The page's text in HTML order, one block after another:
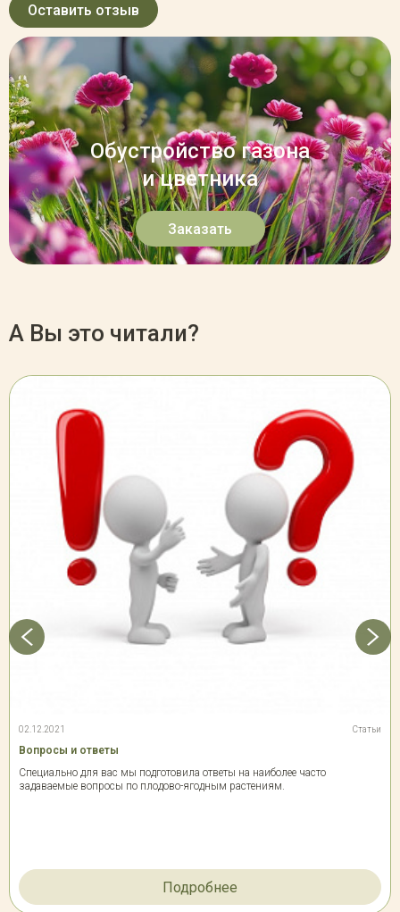
Оставить отзыв
Обустройство газона
и цветника
Заказать
А Вы это читали?
02.12.2021 Статьи
Вопросы и ответы
Специально для вас мы подготовила ответы на наиболее часто
задаваемые вопросы по плодово-ягодным растениям.
Подробнее